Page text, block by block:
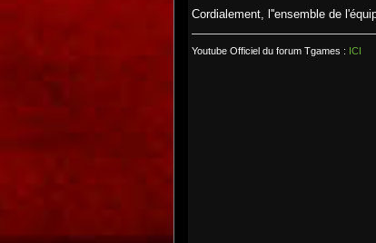
Cordialement, l''ensemble de
Youtube Officiel du forum Tgames : ICI